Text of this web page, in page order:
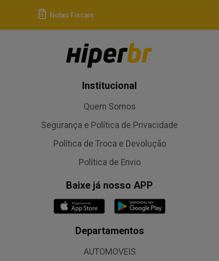
Notas Fiscais
Institucional
Quem Somos
Segurança e Política de Privacidade
Política de Troca e Devolução
Política de Envio
Baixe já nosso APP
Departamentos
AUTOMOVEIS